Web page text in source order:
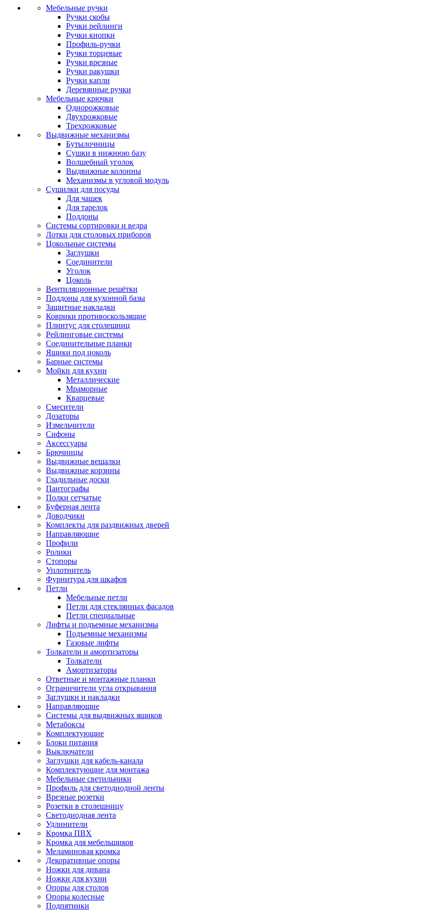
Мебельные ручки
Ручки скобы
Ручки рейлинги
Ручки кнопки
Профиль-ручки
Ручки торцевые
Ручки врезные
Ручки ракушки
Ручки капли
Деревянные ручки
Мебельные крючки
Однорожковые
Двухрожковые
Трехрожковые
Выдвижные механизмы
Бутылочницы
Сушки в нижнюю базу
Волшебный уголок
Выдвижные колонны
Механизмы в угловой модуль
Сушилки для посуды
Для чашек
Для тарелок
Поддоны
Системы сортировки и ведра
Лотки для столовых приборов
Цокольные системы
Заглушки
Соединители
Уголок
Цоколь
Вентиляционные решётки
Поддоны для кухонной базы
Защитные накладки
Коврики противоскользящие
Плинтус для столешниц
Рейлинговые системы
Соединительные планки
Ящики под цоколь
Барные системы
Мойки для кухни
Металлические
Мраморные
Кварцевые
Смесители
Дозаторы
Измельчители
Сифоны
Аксессуары
Брючницы
Выдвижные вешалки
Выдвижные корзины
Гладильные доски
Пантографы
Полки сетчатые
Буферная лента
Доводчики
Комплекты для раздвижных дверей
Направляющие
Профили
Ролики
Стопоры
Уплотнитель
Фурнитура для шкафов
Петли
Мебельные петли
Петли для стеклянных фасадов
Петли специальные
Лифты и подъемные механизмы
Подъемные механизмы
Газовые лифты
Толкатели и амортизаторы
Толкатели
Амортизаторы
Ответные и монтажные планки
Ограничители угла открывания
Заглушки и накладки
Направляющие
Системы для выдвижных ящиков
Метабоксы
Комплектующие
Блоки питания
Выключатели
Заглушки для кабель-канала
Комплектующие для монтажа
Мебельные светильники
Профиль для светодиодной ленты
Врезные розетки
Розетки в столешницу
Светодиодная лента
Удлинители
Кромка ПВХ
Кромка для мебельщиков
Меламиновая кромка
Декоративные опоры
Ножки для дивана
Ножки для кухни
Опоры для столов
Опоры колесные
Подпятники